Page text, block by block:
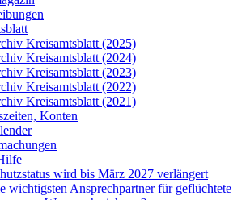
Kreisamtsblatt (2025)
Kreisamtsblatt (2024)
Kreisamtsblatt (2023)
Kreisamtsblatt (2022)
Kreisamtsblatt (2021)
Konten
wird bis März 2027 verlängert
wichtigsten Ansprechpartner für geflüchtete